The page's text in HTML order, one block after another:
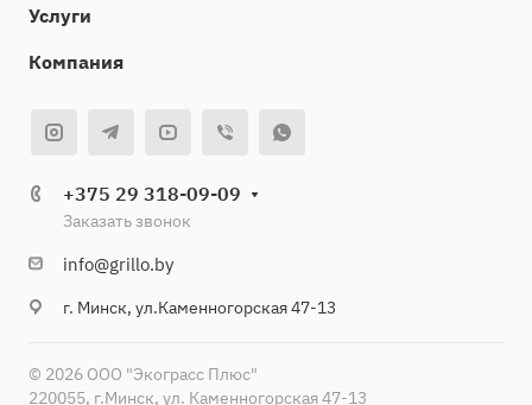
Услуги
Компания
+375 29 318-09-09
Заказать звонок
info@grillo.by
г. Минск, ул.Каменногорская 47-13
© 2026 ООО "Экограсс Плюс"
220055, г.Минск, ул. Каменногорская 47-13